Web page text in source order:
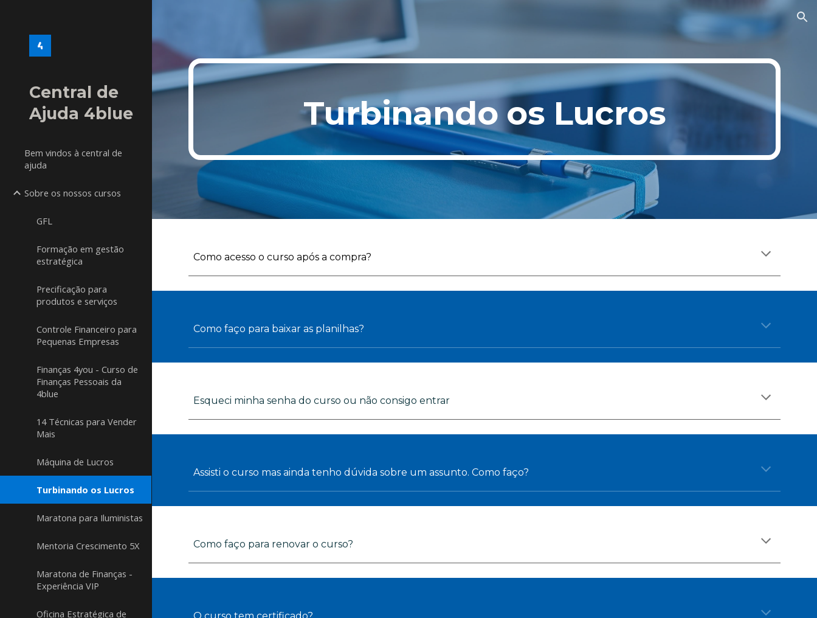
Central de
Ajuda 4blue
Bem vindos à central de
ajuda
Sobre os nossos cursos
GFL
Formação em gestão
estratégica
Precificação para
produtos e serviços
Controle Financeiro para
Pequenas Empresas
Finanças 4you - Curso de
Finanças Pessoais da
4blue
14 Técnicas para Vender
Mais
Máquina de Lucros
Turbinando os Lucros
Maratona para Iluministas
Mentoria Crescimento 5X
Maratona de Finanças -
Experiência VIP
Oficina Estratégica de
Turbinando os Lucros
Como acesso o curso após a compra?
Como faço para baixar as planilhas?
Esqueci minha senha do curso ou não consigo entrar
Assisti o curso mas ainda tenho dúvida sobre um assunto. Como faço?
Como faço para renovar o curso?